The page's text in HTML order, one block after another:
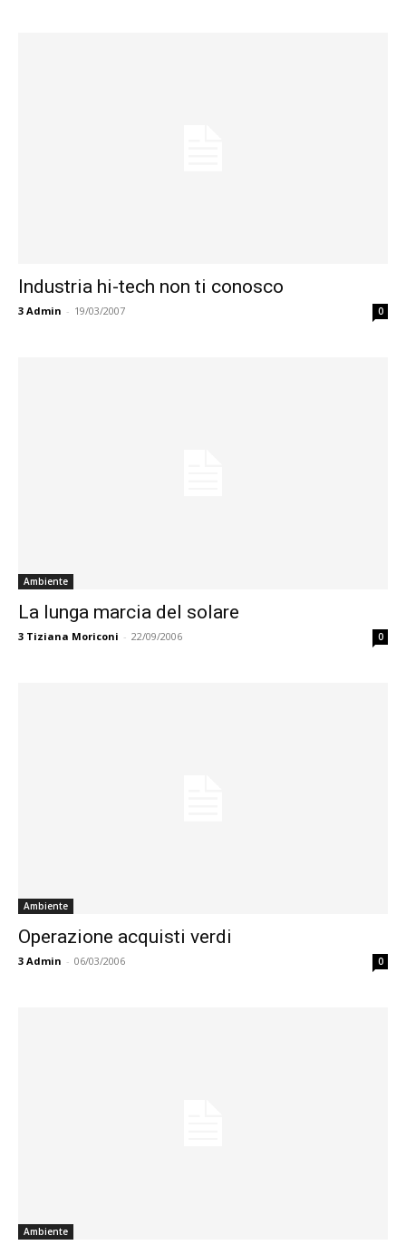
Industria hi-tech non ti conosco
3 Admin - 19/03/2007 0
Ambiente
La lunga marcia del solare
3 Tiziana Moriconi - 22/09/2006 0
Ambiente
Operazione acquisti verdi
3 Admin - 06/03/2006 0
Ambiente